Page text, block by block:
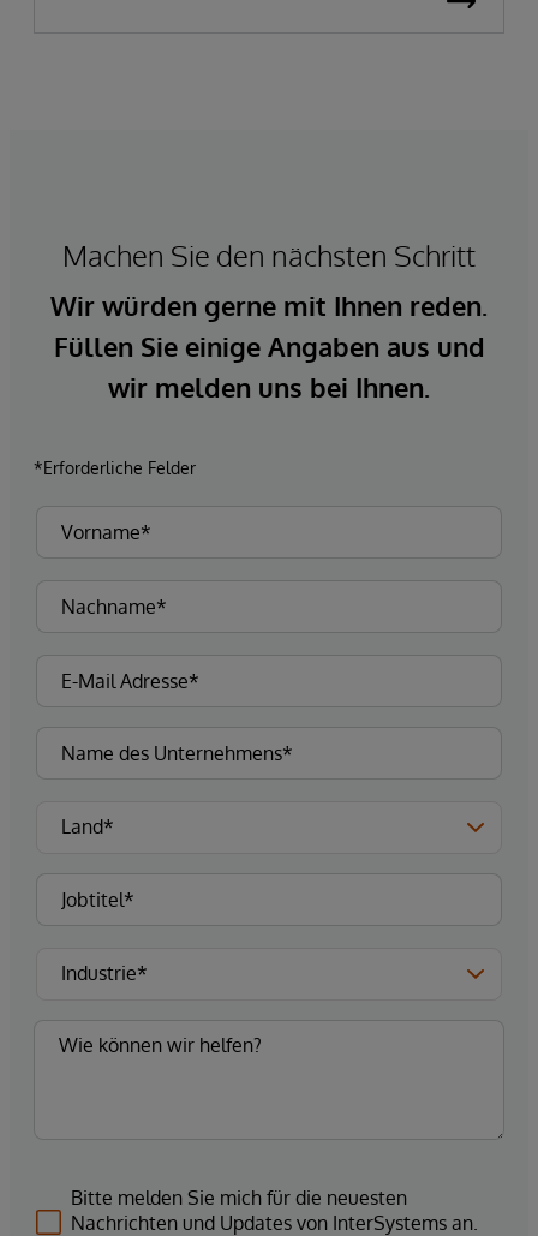
Machen Sie den nächsten Schritt
Wir würden gerne mit Ihnen reden.
Füllen Sie einige Angaben aus und
wir melden uns bei Ihnen.
*Erforderliche Felder
Bitte melden Sie mich für die neuesten
Nachrichten und Updates von InterSystems an.